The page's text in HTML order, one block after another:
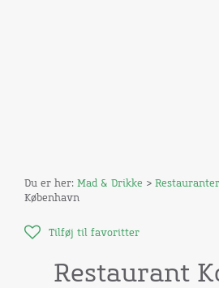
Du er her: Mad & Drikke > Restauranter
København
Tilføj til favoritter
Restaurant